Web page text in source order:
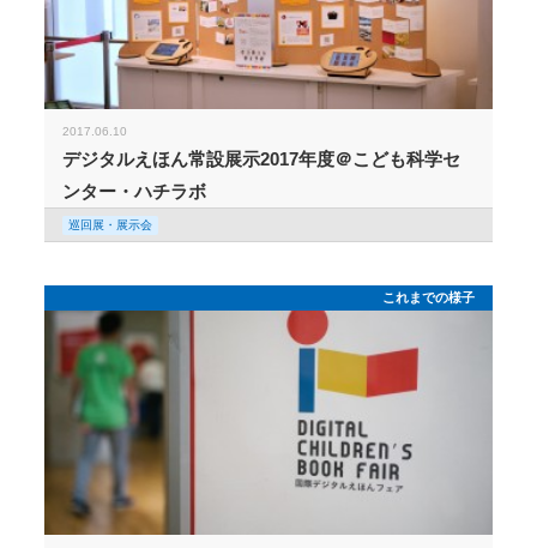
2017.06.10
デジタルえほん常設展示2017年度＠こども科学セ
ンター・ハチラボ
巡回展・展示会
これまでの様子